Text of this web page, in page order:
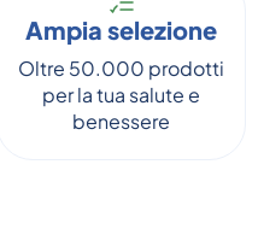
Ampia selezione
Oltre 50.000 prodotti
per la tua salute e
benessere